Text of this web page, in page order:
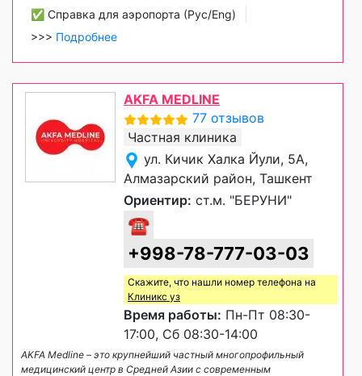
✅ Справка для аэропорта (Рус/Eng)
>>> Подробнее
AKFA MEDLINE
77 отзывов
Частная клиника
ул. Кичик Халка Йули, 5А,
Алмазарский район, Ташкент
Ориентир: ст.м. "БЕРУНИ"
☎
+998-78-777-03-03
Скажите, что нашли номер телефона на
Клиникс уз
Время работы: Пн-Пт 08:30-
17:00, Сб 08:30-14:00
AKFA Medline – это крупнейший частный многопрофильный
медицинский центр в Средней Азии с современным